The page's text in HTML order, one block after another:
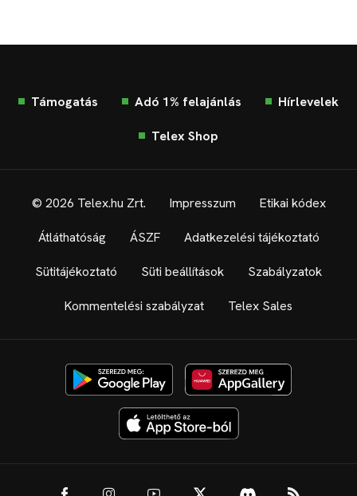
Támogatás Adó 1% felajánlás Hírlevelek
Telex Shop
© 2026 Telex.hu Zrt. Impresszum Etikai kódex
Átláthatóság ÁSZF Adatkezelési tájékoztató
Sütitájékoztató Süti beállítások Szabályzatok
Kommentelési szabályzat Telex Sales